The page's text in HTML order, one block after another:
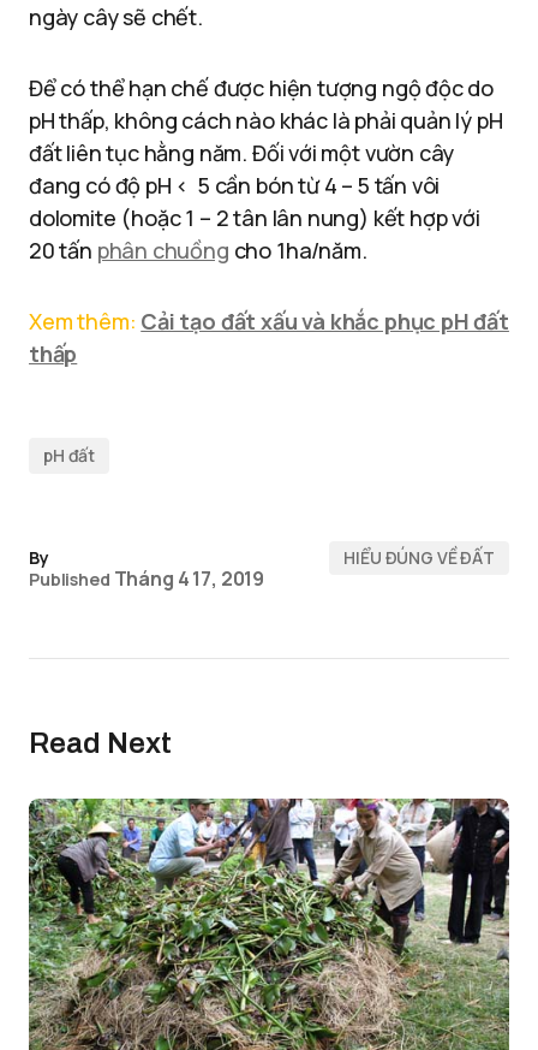
ngày cây sẽ chết.
Để có thể hạn chế được hiện tượng ngộ độc do
pH thấp, không cách nào khác là phải quản lý pH
đất liên tục hằng năm. Đối với một vườn cây
đang có độ pH < 5 cần bón từ 4 – 5 tấn vôi
dolomite (hoặc 1 – 2 tân lân nung) kết hợp với
20 tấn phân chuồng cho 1ha/năm.
Xem thêm: Cải tạo đất xấu và khắc phục pH đất
thấp
pH đất
By
Published Tháng 4 17, 2019
HIỂU ĐÚNG VỀ ĐẤT
Read Next